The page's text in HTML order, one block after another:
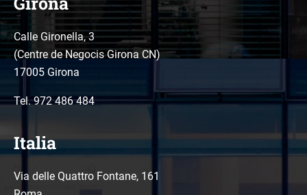
Calle Gironella, 3
(Centre de Negocis Girona CN)
17005 Girona
Tel.972 486 484
Italia
Via delle Quattro Fontane, 161